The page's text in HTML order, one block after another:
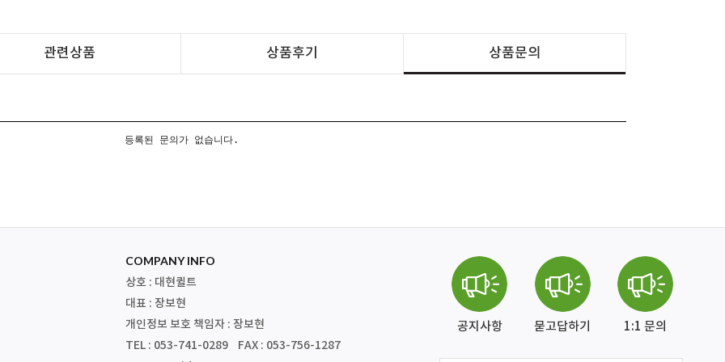
관련상품 상품후기 상품문의
등록된 문의가 없습니다.
COMPANY INFO
상호 : 대현퀼트
대표 : 장보현
개인정보 보호 책임자 : 장보현
TEL : 053-741-0289 FAX : 053-756-1287
공지사항 묻고답하기 1:1 문의